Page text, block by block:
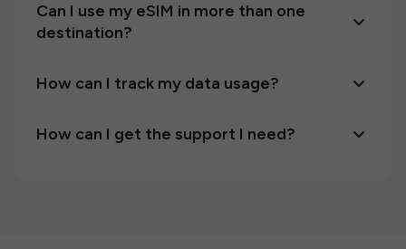
Can I use my eSIM in more than one
destination?
How can I track my data usage?
How can I get the support I need?